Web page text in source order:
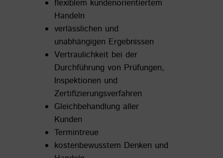
flexiblem kundenorientiertem
Handeln
verlässlichen und
unabhängigen Ergebnissen
Vertraulichkeit bei der
Durchführung von Prüfungen,
Inspektionen und
Zertifizierungsverfahren
Gleichbehandlung aller
Kunden
Termintreue
kostenbewusstem Denken und